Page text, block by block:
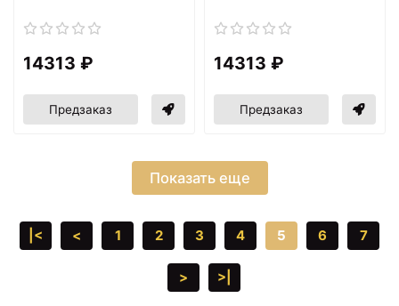
14313 ₽
Предзаказ
14313 ₽
Предзаказ
Показать еще
|< < 1 2 3 4 5 6 7
> >|